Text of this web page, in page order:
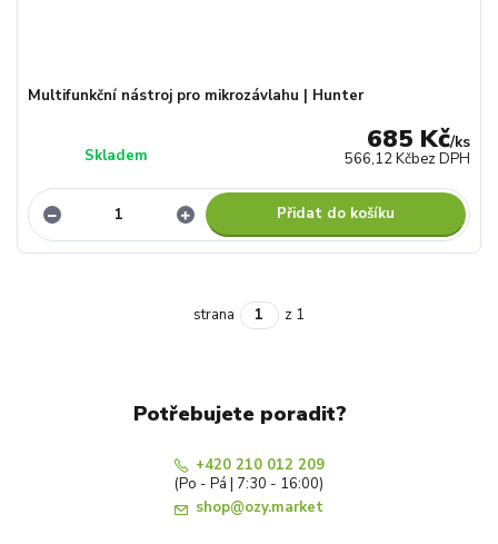
Multifunkční nástroj pro mikrozávlahu | Hunter
685 Kč/ks
566,12 Kčbez DPH
Skladem
Přidat do košíku
strana z 1
Potřebujete poradit?
+420 210 012 209
(Po - Pá | 7:30 - 16:00)
shop@ozy.market